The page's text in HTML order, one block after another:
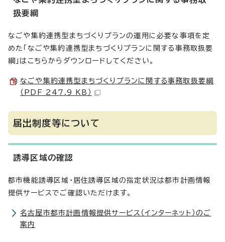
扱要綱
なごや集約連携型まちづくりプランの運用に必要な事項を定
めた「なごや集約連携型まちづくりプランに関する事務取扱要
綱」はこちらからダウンロードしてください。
なごや集約連携型まちづくりプランに関する事務取扱要綱
（PDF 247.9 KB）
届出制度等について
誘導区域の確認
都市機能誘導区域・居住誘導区域の指定状況は都市計画情報
提供サービスでご確認いただけます。
名古屋市都市計画情報提供サービス（インターネット）のご
案内